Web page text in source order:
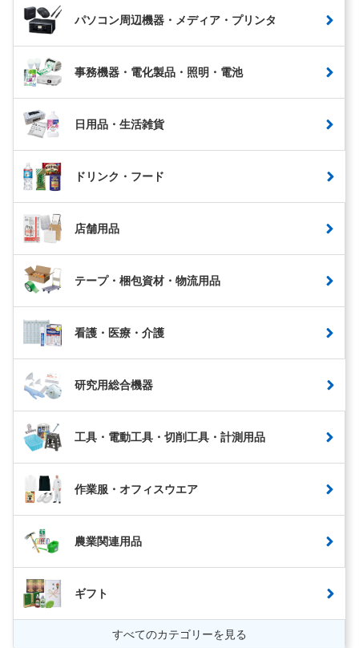
パソコン周辺機器・メディア・プリンタ
事務機器・電化製品・照明・電池
日用品・生活雑貨
ドリンク・フード
店舗用品
テープ・梱包資材・物流用品
看護・医療・介護
研究用総合機器
工具・電動工具・切削工具・計測用品
作業服・オフィスウエア
農業関連用品
ギフト
すべてのカテゴリーを見る